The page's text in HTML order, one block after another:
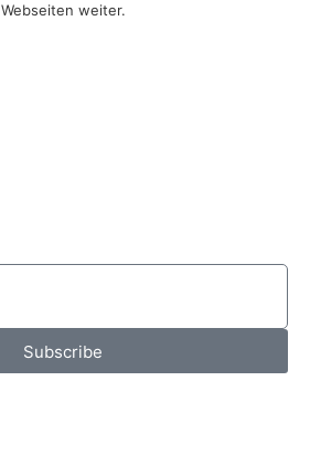
Webseiten weiter.
Subscribe